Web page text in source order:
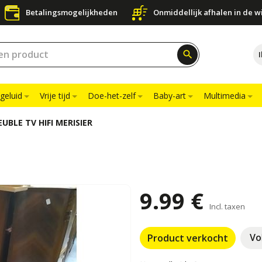
Betalingsmogelijkheden Onmiddellijk afhalen in de
search
Vrije tijd Doe-het-zelf Baby-art Multimedia
TV HIFI MERISIER
9.99 € Incl. taxen
Product verkocht